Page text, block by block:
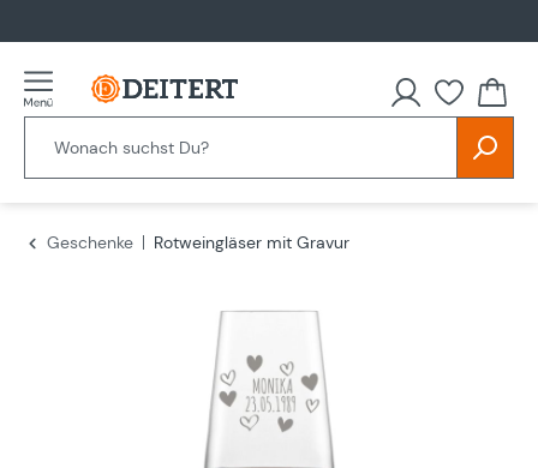
Du
Geschenke Rotweingläser mit Gravur